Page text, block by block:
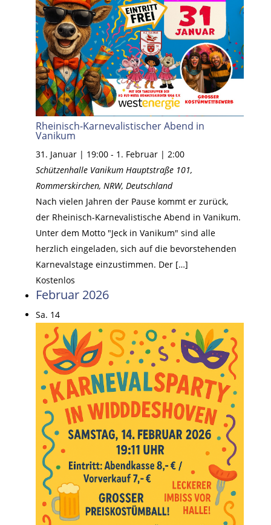
Rheinisch-Karnevalistischer Abend in
Vanikum
31. Januar | 19:00- 1. Februar | 2:00
Schützenhalle Vanikum Hauptstraße 101,
Rommerskirchen, NRW, Deutschland
Nach vielen Jahren der Pause kommt er zurück,
der Rheinisch-Karnevalistische Abend in Vanikum.
Unter dem Motto "Jeck in Vanikum" sind alle
herzlich eingeladen, sich auf die bevorstehenden
Karnevalstage einzustimmen. Der […]
Kostenlos
Februar 2026
Sa. 14